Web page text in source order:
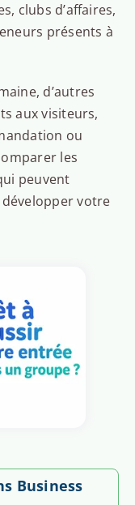
clubs d’affaires,
présents à
d’autres
aux visiteurs,
ou
les
peuvent
votre
Business